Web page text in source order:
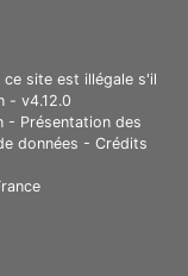
site est illégale s'il
- v4.12.0
- Présentation des
données - Crédits